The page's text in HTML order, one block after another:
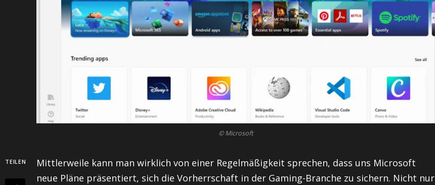
© Microsoft
TEILEN
Mittlerweile kann man wirklich von einer Regelmäßigkeit sprechen, dass uns Microsoft
neue Pläne präsentiert, sich die Vorherrschaft in der Gaming-Branche zu sichern. Nicht nur